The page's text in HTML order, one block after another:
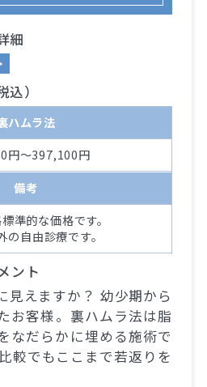
細
）
ハムラ法
円～397,100円
備考
準的な価格です。
の自由診療です。
ント
見えますか？ 幼少期から
お客様。裏ハムラ法は脂
なだらかに埋める施術で
較でもここまで若返りを